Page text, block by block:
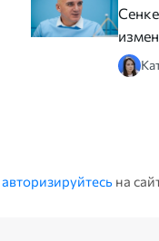
авторизируйтесь на